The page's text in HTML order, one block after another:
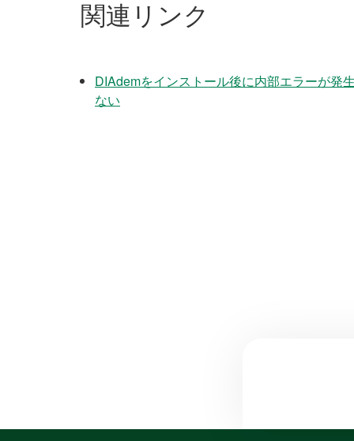
関連リンク
DIAdemをインストール後に内部エラーが発
ない